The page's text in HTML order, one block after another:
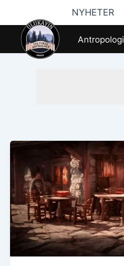
innehåll
NYHETER
Antropologi